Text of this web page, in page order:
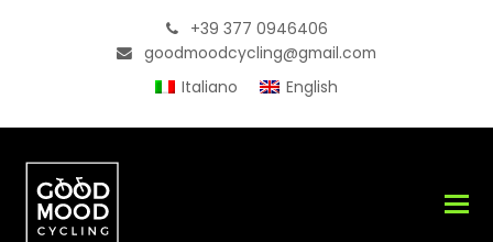
+39 377 0946406
goodmoodcycling@gmail.com
Italiano
English